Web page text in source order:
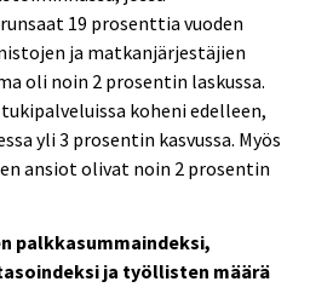
19 prosenttia vuoden
ja matkanjärjestäjien
oli noin 2 prosentin laskussa.
koheni edelleen,
yli 3 prosentin kasvussa. Myös
ansiot olivat noin 2 prosentin
palkkasummaindeksi,
ja työllisten määrä